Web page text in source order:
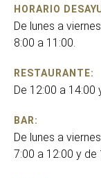
HORARIO
De lunes a
8:00 a 11:00.
RESTAURANTE:
De 12:00 a 14:00
BAR:
De lunes a
7:00 a 12:00 y de